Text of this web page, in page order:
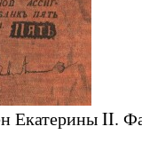
Екатерины II.